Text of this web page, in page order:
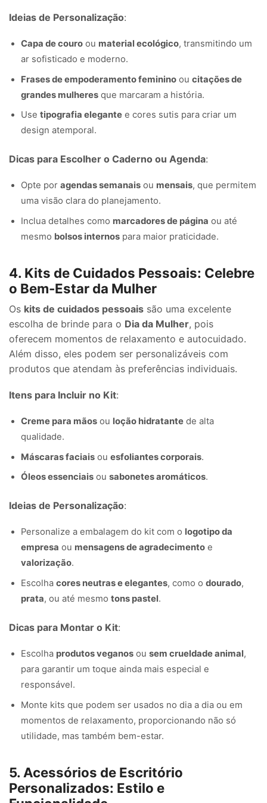
Ideias de Personalização:
Capa de couro ou material ecológico, transmitindo um
ar sofisticado e moderno.
Frases de empoderamento feminino ou citações de
grandes mulheres que marcaram a história.
Use tipografia elegante e cores sutis para criar um
design atemporal.
Dicas para Escolher o Caderno ou Agenda:
Opte por agendas semanais ou mensais, que permitem
uma visão clara do planejamento.
Inclua detalhes como marcadores de página ou até
mesmo bolsos internos para maior praticidade.
4. Kits de Cuidados Pessoais: Celebre
o Bem-Estar da Mulher
Os kits de cuidados pessoais são uma excelente
escolha de brinde para o Dia da Mulher, pois
oferecem momentos de relaxamento e autocuidado.
Além disso, eles podem ser personalizáveis com
produtos que atendam às preferências individuais.
Itens para Incluir no Kit:
Creme para mãos ou loção hidratante de alta
qualidade.
Máscaras faciais ou esfoliantes corporais.
Óleos essenciais ou sabonetes aromáticos.
Ideias de Personalização:
Personalize a embalagem do kit com o logotipo da
empresa ou mensagens de agradecimento e
valorização.
Escolha cores neutras e elegantes, como o dourado,
prata, ou até mesmo tons pastel.
Dicas para Montar o Kit:
Escolha produtos veganos ou sem crueldade animal,
para garantir um toque ainda mais especial e
responsável.
Monte kits que podem ser usados no dia a dia ou em
momentos de relaxamento, proporcionando não só
utilidade, mas também bem-estar.
5. Acessórios de Escritório
Personalizados: Estilo e